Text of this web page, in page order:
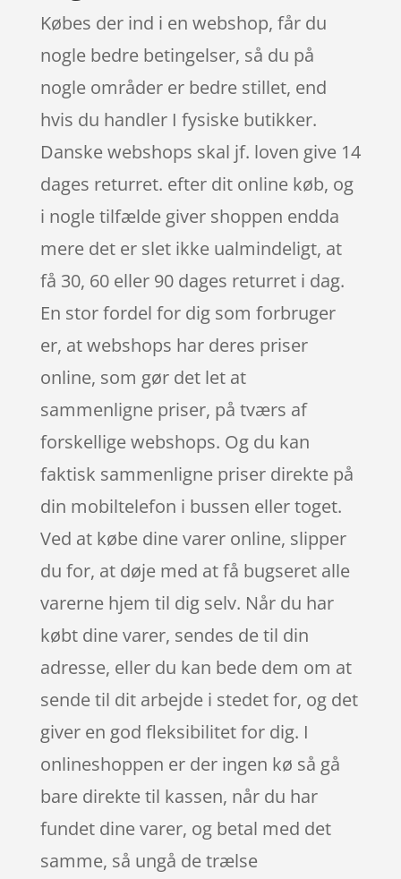
Købes der ind i en webshop, får du
nogle bedre betingelser, så du på
nogle områder er bedre stillet, end
hvis du handler I fysiske butikker.
Danske webshops skal jf. loven give 14
dages returret. efter dit online køb, og
i nogle tilfælde giver shoppen endda
mere det er slet ikke ualmindeligt, at
få 30, 60 eller 90 dages returret i dag.
En stor fordel for dig som forbruger
er, at webshops har deres priser
online, som gør det let at
sammenligne priser, på tværs af
forskellige webshops. Og du kan
faktisk sammenligne priser direkte på
din mobiltelefon i bussen eller toget.
Ved at købe dine varer online, slipper
du for, at døje med at få bugseret alle
varerne hjem til dig selv. Når du har
købt dine varer, sendes de til din
adresse, eller du kan bede dem om at
sende til dit arbejde i stedet for, og det
giver en god fleksibilitet for dig. I
onlineshoppen er der ingen kø så gå
bare direkte til kassen, når du har
fundet dine varer, og betal med det
samme, så ungå de trælse